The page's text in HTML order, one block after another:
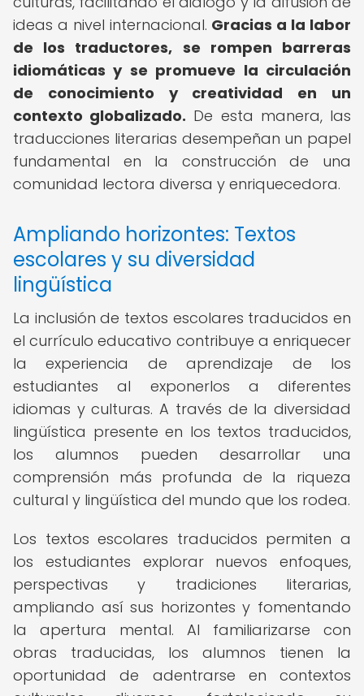
ideas a nivel internacional. Gracias a la labor
de los traductores, se rompen barreras
idiomáticas y se promueve la circulación
de conocimiento y creatividad en un
contexto globalizado. De esta manera, las
traducciones literarias desempeñan un papel
fundamental en la construcción de una
comunidad lectora diversa y enriquecedora.
Ampliando horizontes: Textos
escolares y su diversidad
lingüística
La inclusión de textos escolares traducidos en
el currículo educativo contribuye a enriquecer
la experiencia de aprendizaje de los
estudiantes al exponerlos a diferentes
idiomas y culturas. A través de la diversidad
lingüística presente en los textos traducidos,
los alumnos pueden desarrollar una
comprensión más profunda de la riqueza
cultural y lingüística del mundo que los rodea.
Los textos escolares traducidos permiten a
los estudiantes explorar nuevos enfoques,
perspectivas y tradiciones literarias,
ampliando así sus horizontes y fomentando
la apertura mental. Al familiarizarse con
obras traducidas, los alumnos tienen la
oportunidad de adentrarse en contextos